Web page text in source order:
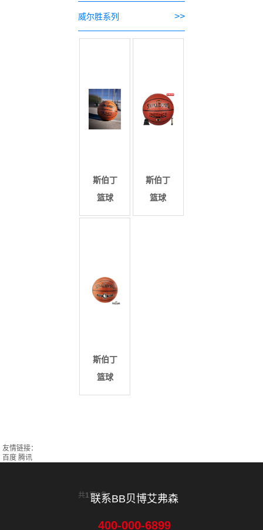
威尔胜系列 >>
斯伯丁
篮球
斯伯丁
篮球
斯伯丁
篮球
共1 页3条
友情链接：
百度 腾讯
联系BB贝博艾弗森
400-000-6899